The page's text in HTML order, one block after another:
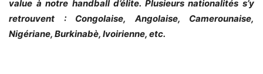
value à notre handball d’élite. Plusieurs nationalités s’y
retrouvent : Congolaise, Angolaise, Camerounaise,
Nigériane, Burkinabè, Ivoirienne, etc.